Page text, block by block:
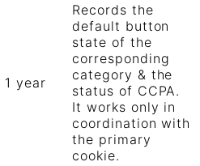
1 year
Records the
default button
state of the
corresponding
category & the
status of CCPA.
It works only in
coordination with
the primary
cookie.